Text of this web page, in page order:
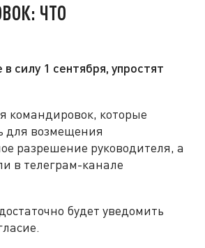
ЧТО
силу 1 сентября, упростят
командировок, которые
для возмещения
разрешение руководителя, а
в телеграм-канале
будет уведомить